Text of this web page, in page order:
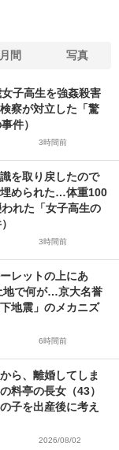
月間 写真
女子高生を強姦殺害
察が対立した「驚
件）
3時間前
を取り戻したので
められた…体重100
れた「女子高生の
3時間前
レットの上にあ
地で何が…京大名誉
地震」のメカニズ
6時間前
ら、離婚してしま
料亭の長女（43）
子を出産後に考え
2026/08/02